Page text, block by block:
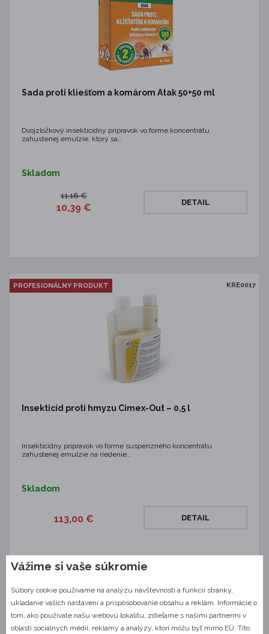
Sada proti kliešťom a komárom Atak 50+50 ml
Dvojzložkový insekticídny prípravok vo forme koncentrátu
zahustenej emulzie, ktorý sa…
Skladom
11,18 €
10,39 € DETAIL
KRE0017
PROFESIONÁLNY PRODUKT
Insekticíd proti hmyzu Cimex-Out – 0,5 l
Insekticídny prípravok vo forme suspenzného koncentrátu
zahustenej emulzie na riedenie…
Skladom
113,00 € DETAIL
KRE0017
PROFESIONÁLNY PRODUKT
Vážime si vaše súkromie
Súbory cookie používame na analýzu návštevnosti a funkcií stránky,
ukladanie vašich nastavení a prispôsobovanie obsahu a reklám. Informácie o
tom, ako používate našu webovú lokalitu, zdieľame s našimi partnermi v
oblasti sociálnych médií, reklamy a analýzy, ktorí môžu byť mimo EÚ. Títo